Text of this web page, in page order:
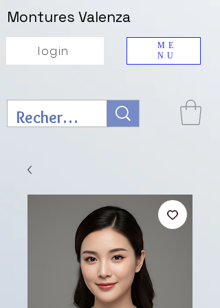
ME
NU
Montures Valenza
login